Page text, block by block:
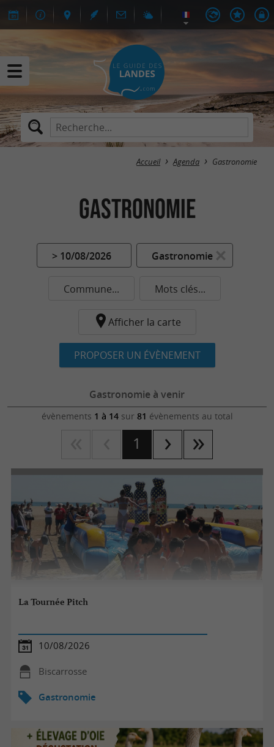
Accueil Agenda Gastronomie
Gastronomie
> 10/08/2026 Gastronomie
Commune... Mots clés...
Afficher la carte
PROPOSER UN ÉVÈNEMENT
Gastronomie à venir
évènements 1 à 14sur 81 évènements au total
1
La Tournée Pitch
10/08/2026
Biscarrosse
Gastronomie